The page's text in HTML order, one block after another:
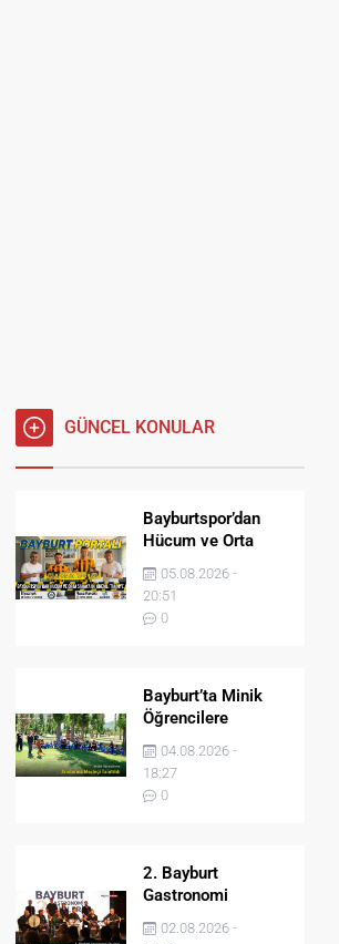
GÜNCEL KONULAR
Bayburtspor’dan
Hücum ve Orta
Sahaya İki Önemli
Takviye
05.08.2026 -
20:51
0
Bayburt’ta Minik
Öğrencilere
Jandarma Mesleği
Tanıtıldı
04.08.2026 -
18:27
0
2. Bayburt
Gastronomi
Festivali BAYDER
Müzik Korosu
02.08.2026 -